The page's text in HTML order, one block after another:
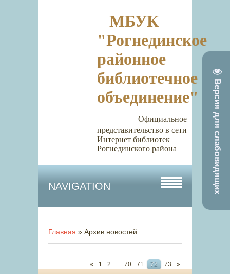
Версия для слабовидящих
МБУК
"Рогнединское
районное
библиотечное
объединение"
Официальное
представительство в сети
Интернет библиотек
Рогнединского района
NAVIGATION
Главная » Архив новостей
« 1 2 70 71 72 73 »